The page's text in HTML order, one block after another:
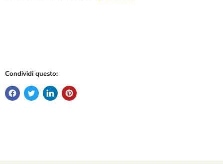
Condividi questo: